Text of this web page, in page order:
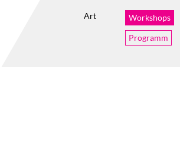
Art Workshops
Programm